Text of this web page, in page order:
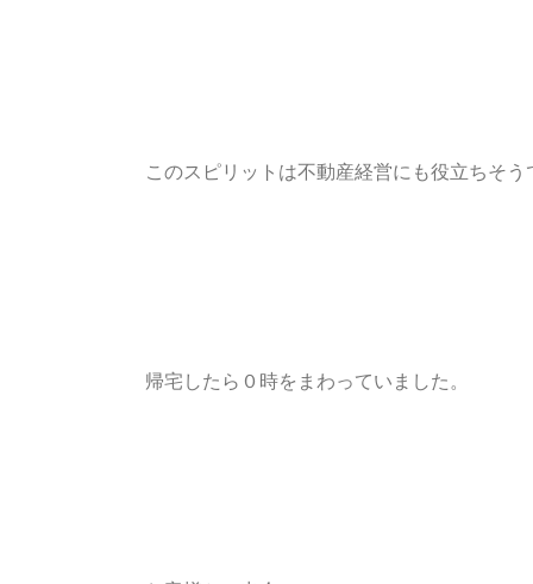
このスピリットは不動産経営にも役立ちそう
帰宅したら０時をまわっていました。